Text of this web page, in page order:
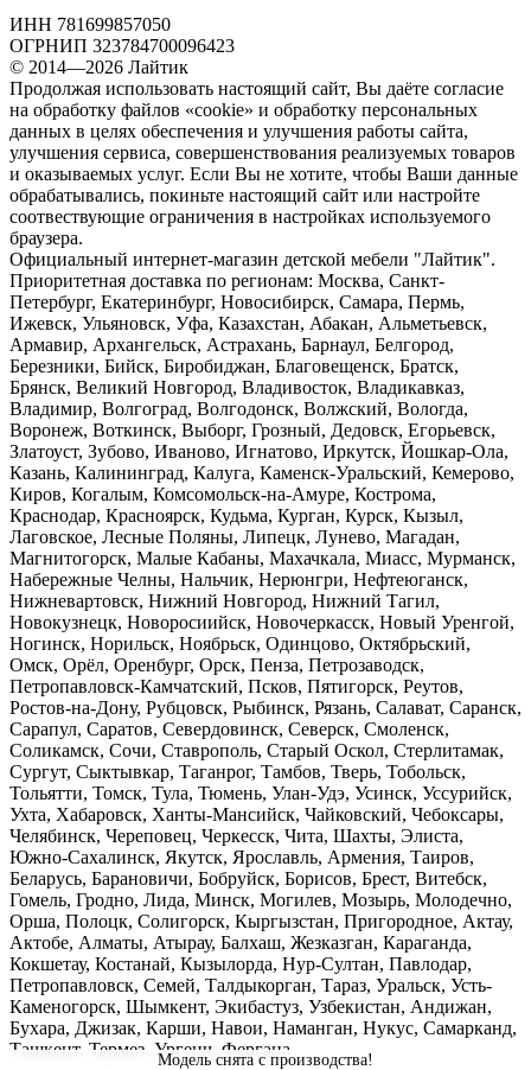
Модель снята с производства!
ИНН 781699857050
ОГРНИП 323784700096423
© 2014—2026 Лайтик
Продолжая использовать настоящий сайт, Вы даёте согласие
на обработку файлов «cookie» и обработку персональных
данных в целях обеспечения и улучшения работы сайта,
улучшения сервиса, совершенствования реализуемых товаров
и оказываемых услуг. Если Вы не хотите, чтобы Ваши данные
обрабатывались, покиньте настоящий сайт или настройте
соотвествующие ограничения в настройках используемого
браузера.
Официальный интернет-магазин детской мебели "Лайтик".
Приоритетная доставка по регионам: Москва, Санкт-
Петербург, Екатеринбург, Новосибирск, Самара, Пермь,
Ижевск, Ульяновск, Уфа, Казахстан, Абакан, Альметьевск,
Армавир, Архангельск, Астрахань, Барнаул, Белгород,
Березники, Бийск, Биробиджан, Благовещенск, Братск,
Брянск, Великий Новгород, Владивосток, Владикавказ,
Владимир, Волгоград, Волгодонск, Волжский, Вологда,
Воронеж, Воткинск, Выборг, Грозный, Дедовск, Егорьевск,
Златоуст, Зубово, Иваново, Игнатово, Иркутск, Йошкар-Ола,
Казань, Калининград, Калуга, Каменск-Уральский, Кемерово,
Киров, Когалым, Комсомольск-на-Амуре, Кострома,
Краснодар, Красноярск, Кудьма, Курган, Курск, Кызыл,
Лаговское, Лесные Поляны, Липецк, Лунево, Магадан,
Магнитогорск, Малые Кабаны, Махачкала, Миасс, Мурманск,
Набережные Челны, Нальчик, Нерюнгри, Нефтеюганск,
Нижневартовск, Нижний Новгород, Нижний Тагил,
Новокузнецк, Новоросиийск, Новочеркасск, Новый Уренгой,
Ногинск, Норильск, Ноябрьск, Одинцово, Октябрьский,
Омск, Орёл, Оренбург, Орск, Пенза, Петрозаводск,
Петропавловск-Камчатский, Псков, Пятигорск, Реутов,
Ростов-на-Дону, Рубцовск, Рыбинск, Рязань, Салават, Саранск,
Сарапул, Саратов, Севердовинск, Северск, Смоленск,
Соликамск, Сочи, Ставрополь, Старый Оскол, Стерлитамак,
Сургут, Сыктывкар, Таганрог, Тамбов, Тверь, Тобольск,
Тольятти, Томск, Тула, Тюмень, Улан-Удэ, Усинск, Уссурийск,
Ухта, Хабаровск, Ханты-Мансийск, Чайковский, Чебоксары,
Челябинск, Череповец, Черкесск, Чита, Шахты, Элиста,
Южно-Сахалинск, Якутск, Ярославль, Армения, Таиров,
Беларусь, Барановичи, Бобруйск, Борисов, Брест, Витебск,
Гомель, Гродно, Лида, Минск, Могилев, Мозырь, Молодечно,
Орша, Полоцк, Солигорск, Кыргызстан, Пригородное, Актау,
Актобе, Алматы, Атырау, Балхаш, Жезказган, Караганда,
Кокшетау, Костанай, Кызылорда, Нур-Султан, Павлодар,
Петропавловск, Семей, Талдыкорган, Тараз, Уральск, Усть-
Каменогорск, Шымкент, Экибастуз, Узбекистан, Андижан,
Бухара, Джизак, Карши, Навои, Наманган, Нукус, Самарканд,
Ташкент, Термез, Ургенч, Фергана